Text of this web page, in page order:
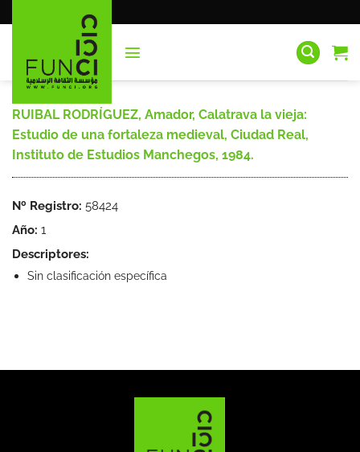
al
RUIBAL RODRÍGUEZ, Amador, Calatrava la vieja:
Estudio de una fortaleza medieval, Ciudad Real,
Instituto de Estudios Manchegos, 1984.
Nº Registro: 58424
Año: 1
Descriptores:
Sin clasificación específica